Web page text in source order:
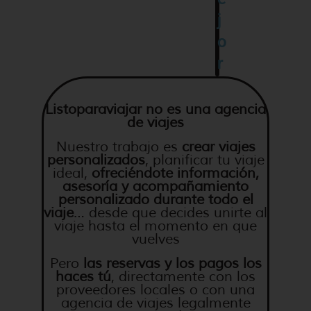
j
o
r
Listoparaviajar no es una agencia
de viajes
Nuestro trabajo es crear viajes
personalizados, planificar tu viaje
ideal, ofreciéndote información,
asesoría y acompañamiento
personalizado durante todo el
viaje… desde que decides unirte al
viaje hasta el momento en que
vuelves
Pero las reservas y los pagos los
haces tú, directamente con los
proveedores locales o con una
agencia de viajes legalmente